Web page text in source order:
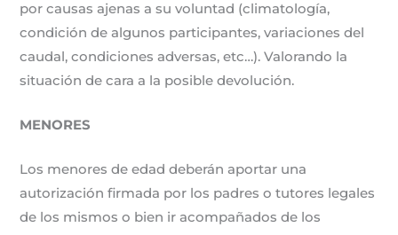
por causas ajenas a su voluntad (climatología,
condición de algunos participantes, variaciones del
caudal, condiciones adversas, etc…). Valorando la
situación de cara a la posible devolución.
MENORES
Los menores de edad deberán aportar una
autorización firmada por los padres o tutores legales
de los mismos o bien ir acompañados de los